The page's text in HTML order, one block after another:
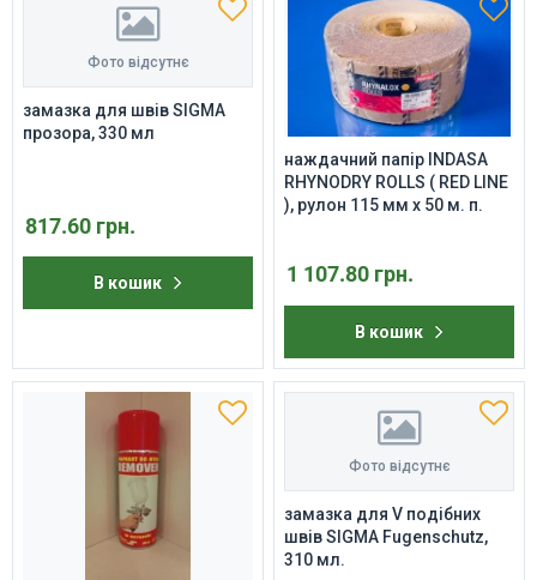
Фото відсутнє
замазка для швів SIGMA
прозора, 330 мл
817.60 грн.
В кошик
наждачний папір INDASA
RHYNODRY ROLLS ( RED LINE
), рулон 115 мм х 50 м. п.
1 107.80 грн.
В кошик
Фото відсутнє
замазка для V подібних
швів SIGMA Fugenschutz,
310 мл.